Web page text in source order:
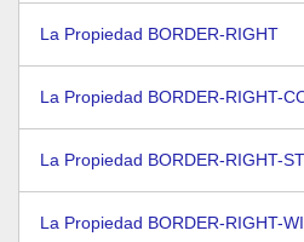
La Propiedad BORDER-RIGHT
La Propiedad BORDER-RIGHT-
La Propiedad BORDER-RIGHT-
La Propiedad BORDER-RIGHT-